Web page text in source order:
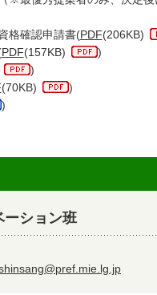
格確認申請書(PDF(206KB)
PDF(157KB)
)
)
(70KB)
)
)
ション班